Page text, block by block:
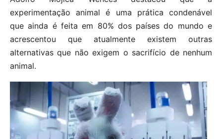
experimentação animal é uma prática condenável
que ainda é feita em 80% dos países do mundo e
acrescentou que atualmente existem outras
alternativas que não exigem o sacrifício de nenhum
animal.